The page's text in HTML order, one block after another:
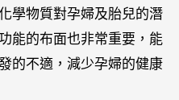
學物質對孕婦及胎兒的潛
能的布面也非常重要，能
的不適，減少孕婦的健康